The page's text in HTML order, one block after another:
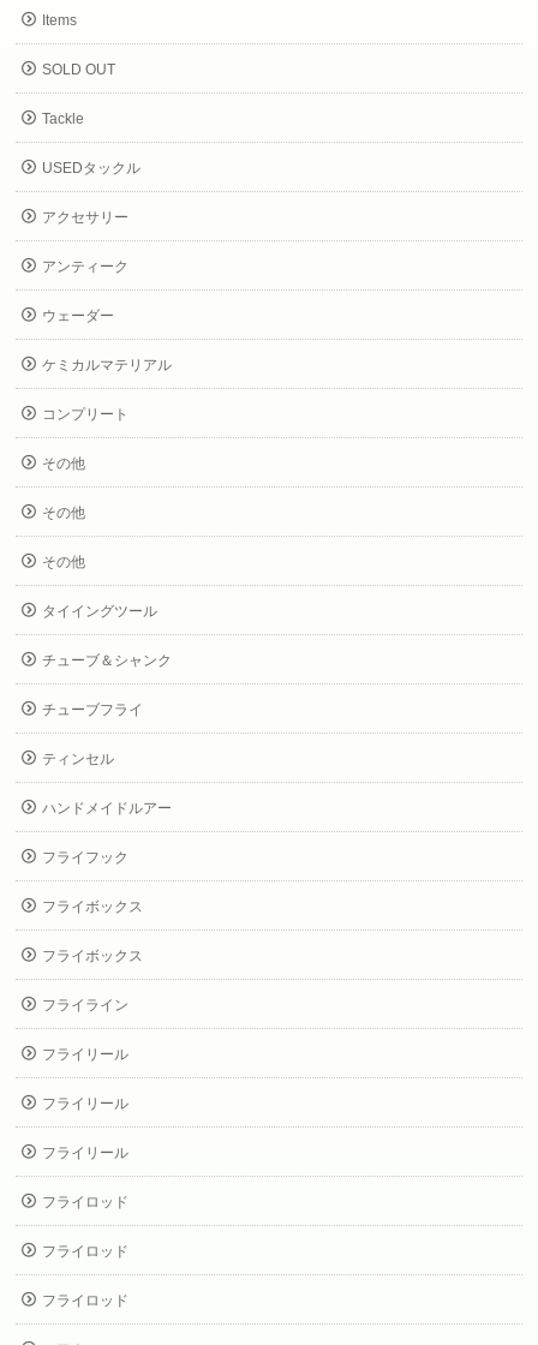
Items
SOLD OUT
Tackle
USEDタックル
アクセサリー
アンティーク
ウェーダー
ケミカルマテリアル
コンプリート
その他
その他
その他
タイイングツール
チューブ＆シャンク
チューブフライ
ティンセル
ハンドメイドルアー
フライフック
フライボックス
フライボックス
フライライン
フライリール
フライリール
フライリール
フライロッド
フライロッド
フライロッド